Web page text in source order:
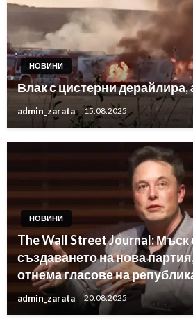
НОВИНИ
Влак с цистерни дерайлира,
admin_zarata 15.08.2025
НОВИНИ
The Wall Street Journal: Мъск
създаването на нова
отнема гласове на
admin_zarata 20.08.2025